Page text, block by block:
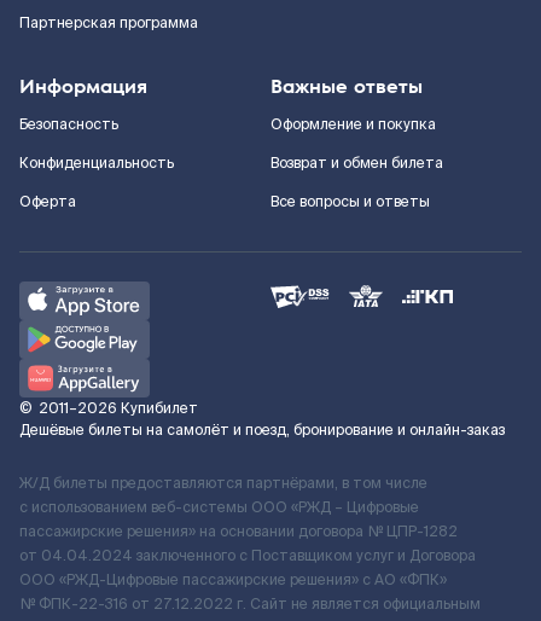
Партнерская программа
Информация
Безопасность
Конфиденциальность
Оферта
Важные ответы
Оформление и покупка
Возврат и обмен билета
Все вопросы и ответы
© 2011–2026 Купибилет
Дешёвые билеты на самолёт и поезд, бронирование и онлайн-заказ
Ж/Д билеты предоставляются партнёрами, в том числе
с использованием веб-системы ООО «РЖД – Цифровые
пассажирские решения» на основании договора № ЦПР-1282
от 04.04.2024 заключенного с Поставщиком услуг и Договора
ООО «РЖД-Цифровые пассажирские решения» c АО «ФПК»
№ ФПК-22-316 от 27.12.2022 г. Сайт не является официальным